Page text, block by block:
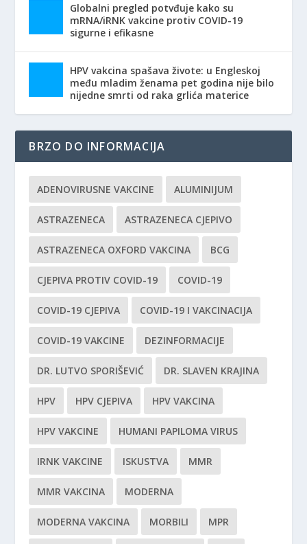
Globalni pregled potvđuje kako su
mRNA/iRNK vakcine protiv COVID-19
sigurne i efikasne
HPV vakcina spašava živote: u Engleskoj
među mladim ženama pet godina nije bilo
nijedne smrti od raka grlića materice
BRZO DO INFORMACIJA
ADENOVIRUSNE VAKCINE ALUMINIJUM
ASTRAZENECA ASTRAZENECA CJEPIVO
ASTRAZENECA OXFORD VAKCINA BCG
CJEPIVA PROTIV COVID-19 COVID-19
COVID-19 CJEPIVA COVID-19 I VAKCINACIJA
COVID-19 VAKCINE DEZINFORMACIJE
DR. LUTVO SPORIŠEVIĆ DR. SLAVEN KRAJINA
HPV HPV CJEPIVA HPV VAKCINA
HPV VAKCINE HUMANI PAPILOMA VIRUS
IRNK VAKCINE ISKUSTVA MMR
MMR VAKCINA MODERNA
MODERNA VAKCINA MORBILI MPR